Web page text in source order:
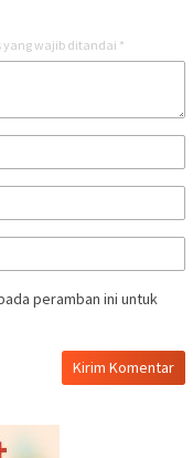
yang wajib ditandai *
peramban ini untuk